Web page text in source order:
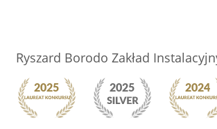
Ryszard Borodo Zakład